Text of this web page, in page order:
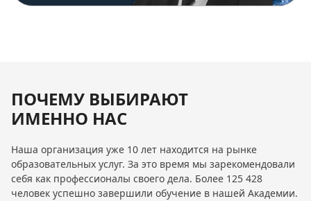
ПОЧЕМУ ВЫБИРАЮТ
ИМЕННО НАС
Наша организация уже 10 лет находится на рынке
образовательных услуг. За это время мы зарекомендовали
себя как профессионалы своего дела. Более 125 428
человек успешно завершили обучение в нашей Академии.